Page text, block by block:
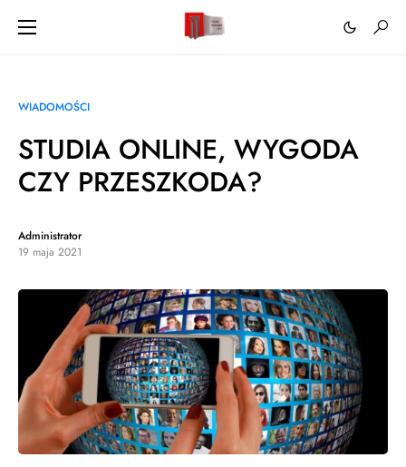
WIADOMOŚCI
STUDIA ONLINE, WYGODA
CZY PRZESZKODA?
Administrator
19 maja 2021